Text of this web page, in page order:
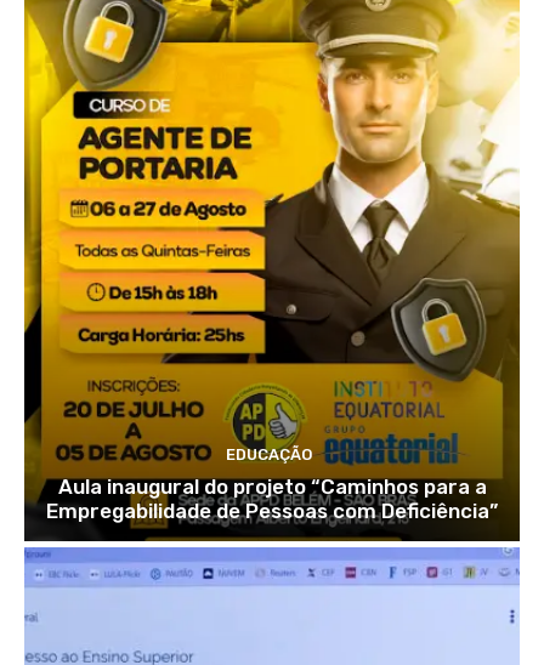
EDUCAÇÃO
Aula inaugural do projeto “Caminhos para a
Empregabilidade de Pessoas com Deficiência”